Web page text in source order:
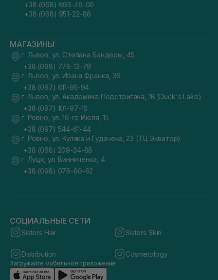
+38 (068) 693-46-00
+38 (068) 951-22-86
МАГАЗИНЫ
г. Львов, ул. Степана Бандеры, 45
+38 (098) 778-13-79
г. Львов, ул. Ивана Франка, 36
+38 (097) 611-95-94
г. Львов, ул. Академика Подстригача, 1В (Duck's Lake)
+38 (097) 101-97-16
г. Ровно, ул. 16-го Июля, 15
+38 (097) 544-61-44
г. Ровно, ул. Кулика и Гудачека, 23 (ТЦ Экватор)
+38 (068) 209-34-88
г. Луцк, ул. Винниченка, 4
+38 (098) 076-60-62
СОЦИАЛЬНЫЕ СЕТИ
Sisters Hair Sisters Skin
Distribution Cosmetology
Загружайте мобильное приложение